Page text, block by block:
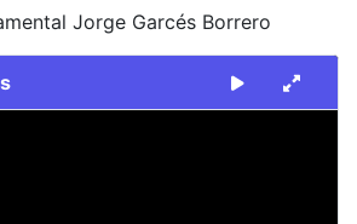
Jorge Garcés Borrero